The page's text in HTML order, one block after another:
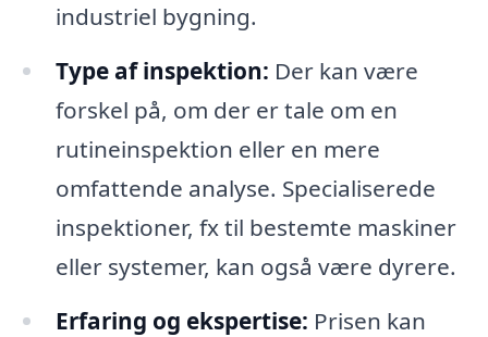
industriel bygning.
Type af inspektion: Der kan være
forskel på, om der er tale om en
rutineinspektion eller en mere
omfattende analyse. Specialiserede
inspektioner, fx til bestemte maskiner
eller systemer, kan også være dyrere.
Erfaring og ekspertise: Prisen kan